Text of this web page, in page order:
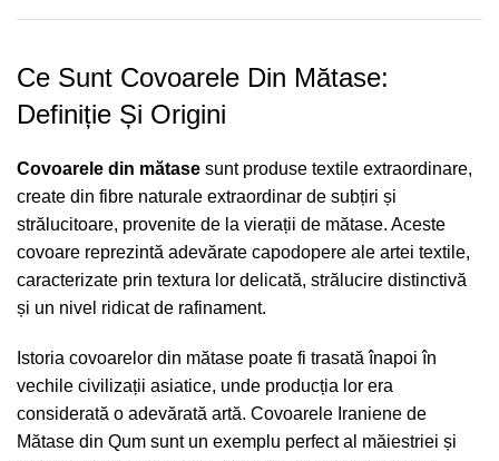
Ce Sunt Covoarele Din Mătase:
Definiție Și Origini
Covoarele din mătase sunt produse textile extraordinare,
create din fibre naturale extraordinar de subțiri și
strălucitoare, provenite de la vierații de mătase. Aceste
covoare reprezintă adevărate capodopere ale artei textile,
caracterizate prin textura lor delicată, strălucire distinctivă
și un nivel ridicat de rafinament.
Istoria covoarelor din mătase poate fi trasată înapoi în
vechile civilizații asiatice, unde producția lor era
considerată o adevărată artă. Covoarele Iraniene de
Mătase din Qum sunt un exemplu perfect al măiestriei și